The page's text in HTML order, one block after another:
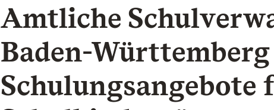
Amtliche
Baden-
Schulungsangebote